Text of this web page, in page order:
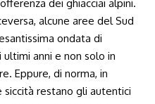
dei ghiacciai alpini.
alcune aree del Sud
ondata di
anni e non solo in
Eppure, di norma, in
restano gli autentici